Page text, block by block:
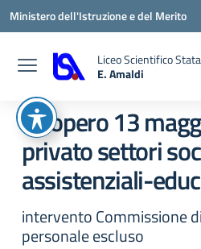
Vai ai contenuti
Vai al menu di navigazione
Vai al footer
Ministero dell'Istruzione e del Merito
Liceo Scientifico
E. Amaldi
Sciopero 13
privato settori
assistenziali-
intervento Commissione di
personale escluso